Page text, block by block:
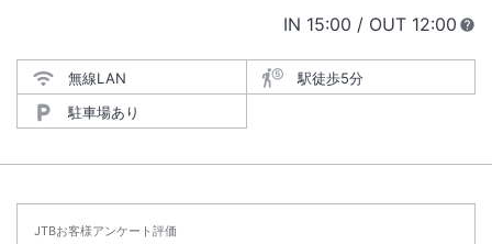
IN チェックイン
15:00 / OUT チェック
12:00
無線LAN
駅徒歩5分
駐車場あり
JTBお客様アンケート評価